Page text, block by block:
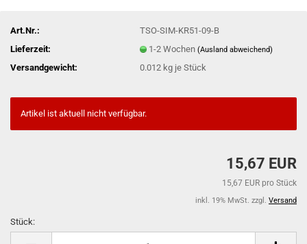
Art.Nr.:
TSO-SIM-KR51-09-B
Lieferzeit:
1-2 Wochen(Ausland abweichend)
Versandgewicht: 0.012 kg je Stück
Artikel ist aktuell nicht verfügbar.
15,67 EUR
15,67 EUR pro Stück
inkl. 19% MwSt. zzgl. Versand
Stück: